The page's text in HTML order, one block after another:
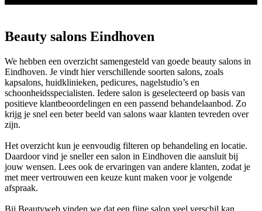
Beauty salons Eindhoven
We hebben een overzicht samengesteld van goede beauty salons in
Eindhoven. Je vindt hier verschillende soorten salons, zoals
kapsalons, huidklinieken, pedicures, nagelstudio’s en
schoonheidsspecialisten. Iedere salon is geselecteerd op basis van
positieve klantbeoordelingen en een passend behandelaanbod. Zo
krijg je snel een beter beeld van salons waar klanten tevreden over
zijn.
Het overzicht kun je eenvoudig filteren op behandeling en locatie.
Daardoor vind je sneller een salon in Eindhoven die aansluit bij
jouw wensen. Lees ook de ervaringen van andere klanten, zodat je
met meer vertrouwen een keuze kunt maken voor je volgende
afspraak.